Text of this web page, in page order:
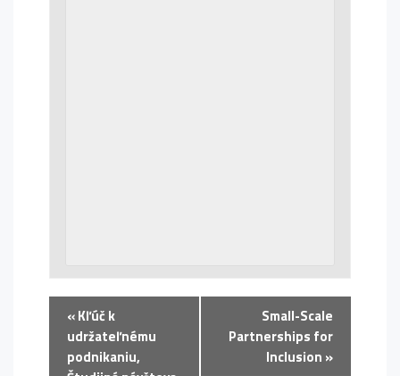
«Kľúč k
udržateľnému
podnikaniu,
Small-Scale
Partnerships for
Inclusion »